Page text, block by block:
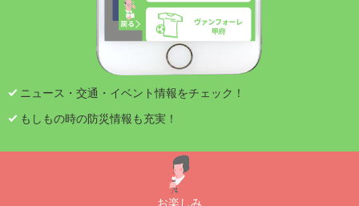
ニュース・交通・イベント情報をチェック！
もしもの時の防災情報も充実！
お楽しみ